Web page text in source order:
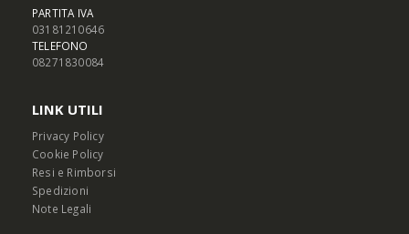
PARTITA IVA
03181210646
TELEFONO
08271830084
LINK UTILI
Privacy Policy
Cookie Policy
Resi e Rimborsi
Spedizioni
Note Legali